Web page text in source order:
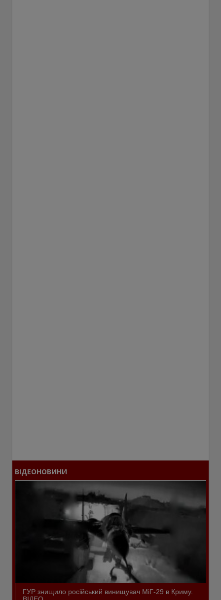
ВІДЕОНОВИНИ
ГУР знищило російський винищувач МіГ-29 в Криму.